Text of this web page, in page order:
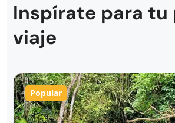
Inspírate para tu
viaje
Popular